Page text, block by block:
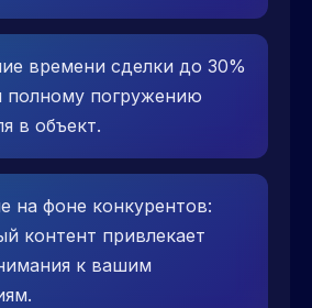
времени сделки до 30%
полному погружению
в объект.
на фоне конкурентов:
контент привлекает
к вашим